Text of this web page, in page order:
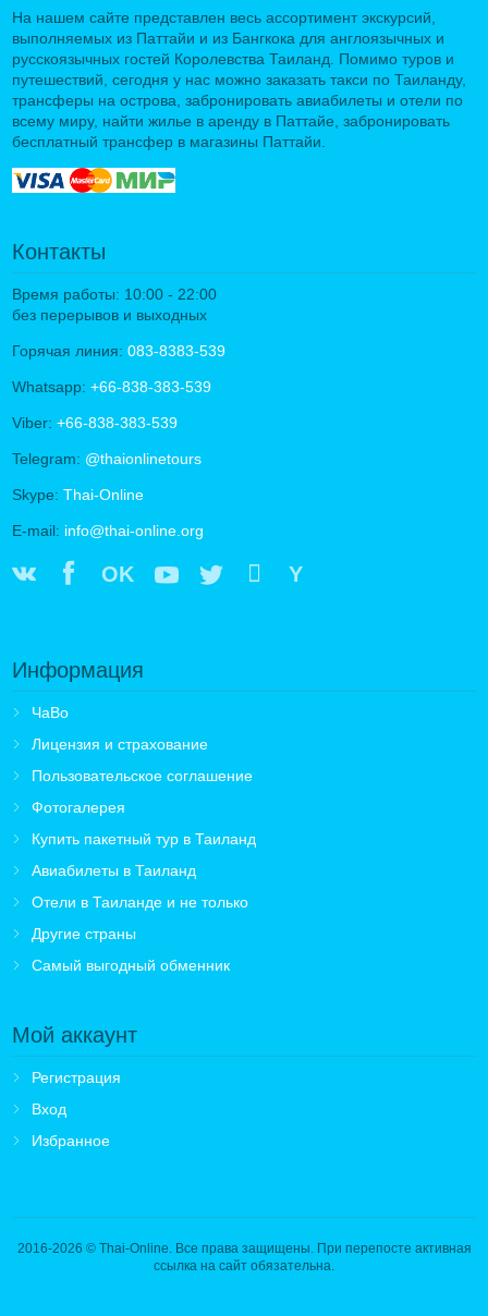
На нашем сайте представлен весь ассортимент экскурсий,
выполняемых из Паттайи и из Бангкока для англоязычных и
русскоязычных гостей Королевства Таиланд. Помимо туров и
путешествий, сегодня у нас можно заказать такси по Таиланду,
трансферы на острова, забронировать авиабилеты и отели по
всему миру, найти жилье в аренду в Паттайе, забронировать
бесплатный трансфер в магазины Паттайи.
Контакты
Время работы: 10:00 - 22:00
без перерывов и выходных
Горячая линия: 083-8383-539
Whatsapp: +66-838-383-539
Viber: +66-838-383-539
Telegram: @thaionlinetours
Skype: Thai-Online
E-mail: info@thai-online.org
OK Y
Информация
ЧаВо
Лицензия и страхование
Пользовательское соглашение
Фотогалерея
Купить пакетный тур в Таиланд
Авиабилеты в Таиланд
Отели в Таиланде и не только
Другие страны
Самый выгодный обменник
Мой аккаунт
Регистрация
Вход
Избранное
2016-2026 © Thai-Online. Все права защищены. При перепосте активная
ссылка на сайт обязательна.